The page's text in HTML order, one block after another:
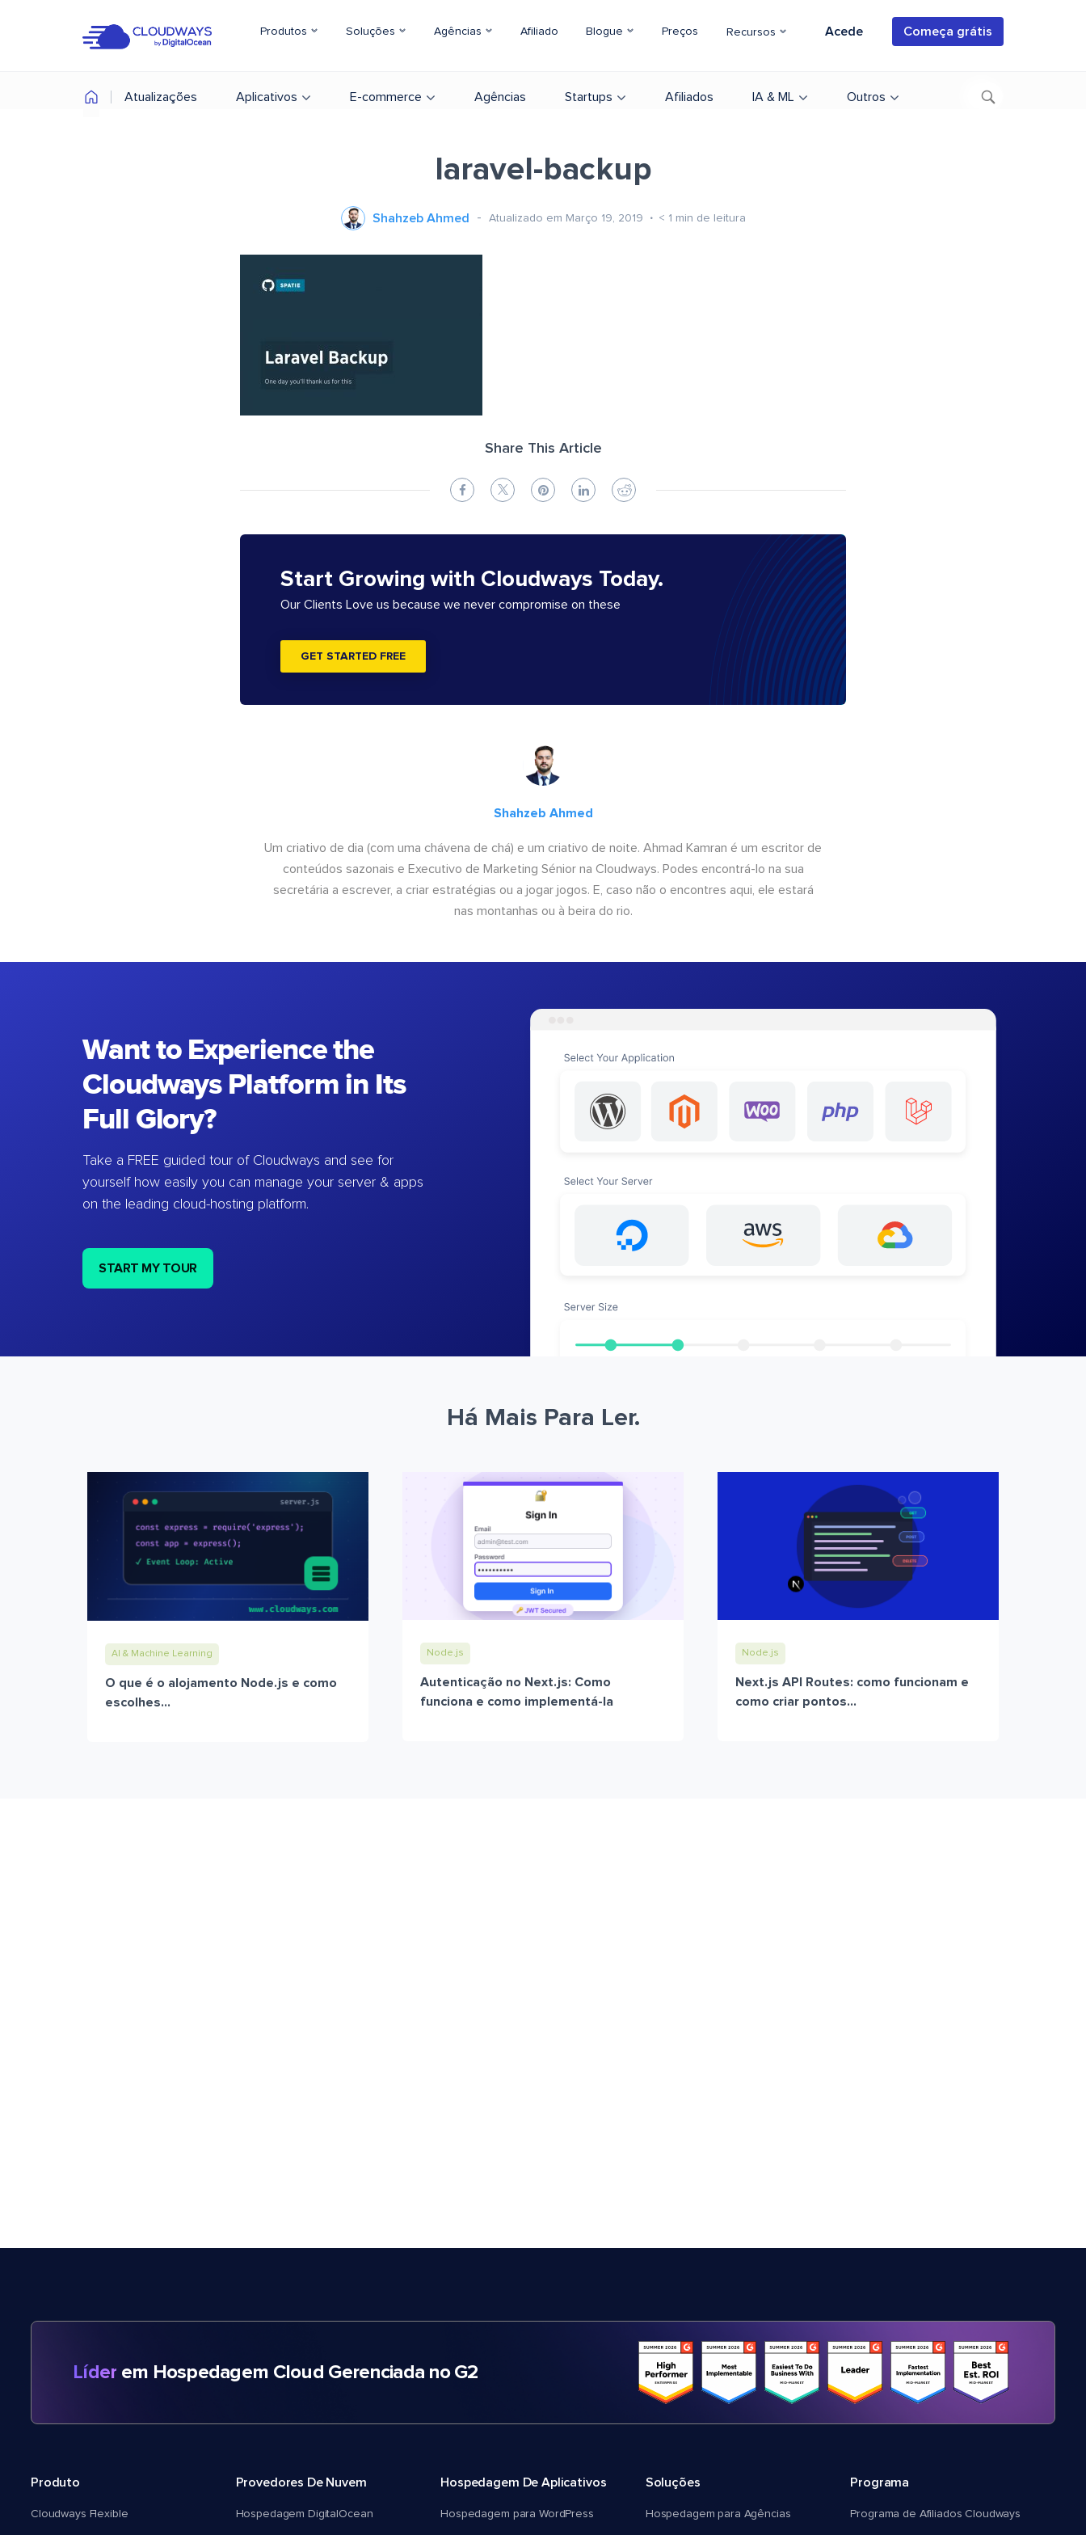
Produtos Soluções Agências Afiliado Blogue Preços Recursos Acede Começa grátis
Atualizações Aplicativos E-commerce Agências Startups Afiliados IA & ML Outros
laravel-backup
Shahzeb Ahmed Atualizado em Março 19, 2019 < 1 min de leitura
Share This Article
Start Growing with Cloudways Today.
Our Clients Love us because we never compromise on these
GET STARTED FREE
Shahzeb Ahmed
Um criativo de dia (com uma chávena de chá) e um criativo de noite. Ahmad Kamran é um escritor de
conteúdos sazonais e Executivo de Marketing Sénior na Cloudways. Podes encontrá-lo na sua
secretária a escrever, a criar estratégias ou a jogar jogos. E, caso não o encontres aqui, ele estará
nas montanhas ou à beira do rio.
Want to Experience the
Cloudways Platform in Its
Full Glory?
Take a FREE guided tour of Cloudways and see for
yourself how easily you can manage your server & apps
on the leading cloud-hosting platform.
START MY TOUR
Há Mais Para Ler.
AI & Machine Learning
O que é o alojamento Node.js e como
escolhes...
Node.js
Autenticação no Next.js: Como
funciona e como implementá-la
Node.js
Next.js API Routes: como funcionam e
como criar pontos...
Líder em Hospedagem Cloud Gerenciada no G2
Produto
Cloudways Flexible
Provedores De Nuvem
Hospedagem DigitalOcean
Hospedagem De Aplicativos
Hospedagem para WordPress
Soluções
Hospedagem para Agências
Programa
Programa de Afiliados Cloudways